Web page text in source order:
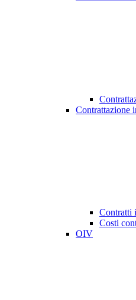
Contrattazione
Contratti
Costi
OIV